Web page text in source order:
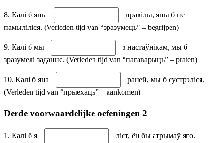
8. Калі б яны
правілы, яны б не
памыліліся. (Verleden tijd van “зразумець” – begrijpen)
9. Калі б мы
з настаўнікам, мы б
зразумелі заданне. (Verleden tijd van “пагаварыць” – praten)
10. Калі б яна
раней, мы б сустрэліся.
(Verleden tijd van “прыехаць” – aankomen)
Derde voorwaardelijke oefeningen 2
1. Калі б я
ліст, ён бы атрымаў яго.